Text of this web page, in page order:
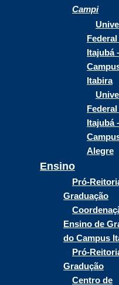
Campi
Federal
Itajubá
Itabira
Federal
Itajubá
Alegre
Ensino
Pró-
Graduação
Ensino de
do Campus
Pró-
Gradução
Centro de